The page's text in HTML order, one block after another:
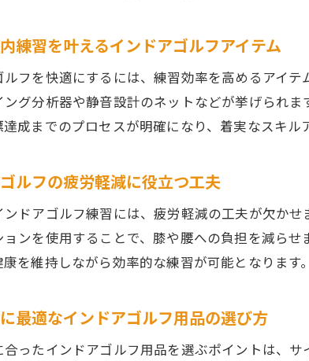
快適練習の
快適さ
インド
快適な
練習を叶えるインドアゴルフアイテム
ルフを快適にするには、練習効率を高めるアイ
ング分析器や静音設計のネットなどが挙げられ
成までのプロセスが明確になり、着実なスキル
ルフの疲労軽減に役立つ工夫
ンドアゴルフ練習には、疲労軽減の工夫が欠か
ョンを使用することで、膝や腰への負担を減ら
を維持しながら効率的な練習が可能となります。
最適なインドアゴルフ用品の選び方
合ったインドアゴルフ用品を選ぶポイントは、